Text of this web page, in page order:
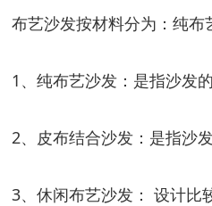
布艺沙发按材料分为：纯布
1、纯布艺沙发：是指沙发
2、皮布结合沙发：是指沙
3、休闲布艺沙发： 设计比